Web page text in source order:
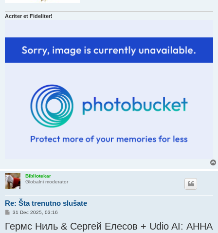
Acriter et Fideliter!
Bibliotekar
Globalni moderator
Re: Šta trenutno slušate
P
s
t
31 Dec 2025, 03:16
Гермс Ниль & Сергей Елесов + Udio AI: АННА